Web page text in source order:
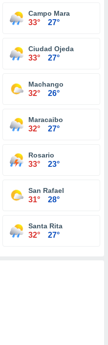
Campo Mara
33° 27°
Ciudad Ojeda
33° 27°
Machango
32° 26°
Maracaibo
32° 27°
Rosario
33° 23°
San Rafael
31° 28°
Santa Rita
32° 27°